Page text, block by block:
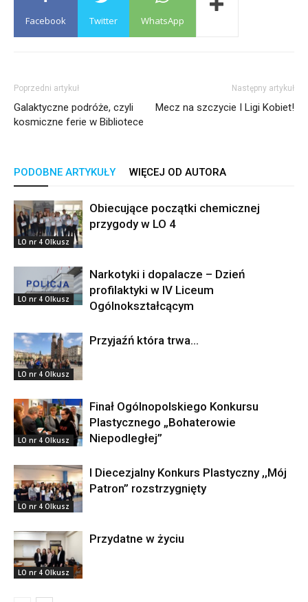
Facebook Twitter WhatsApp
Poprzedni artykuł
Galaktyczne podróże, czyli
kosmiczne ferie w Bibliotece
Następny artykuł
Mecz na szczycie I Ligi Kobiet!
PODOBNE ARTYKUŁY WIĘCEJ OD AUTORA
LO nr 4 Olkusz
Obiecujące początki chemicznej
przygody w LO 4
LO nr 4 Olkusz
Narkotyki i dopalacze – Dzień
profilaktyki w IV Liceum
Ogólnokształcącym
LO nr 4 Olkusz
Przyjaźń która trwa…
LO nr 4 Olkusz
Finał Ogólnopolskiego Konkursu
Plastycznego „Bohaterowie
Niepodległej”
LO nr 4 Olkusz
I Diecezjalny Konkurs Plastyczny ,,Mój
Patron” rozstrzygnięty
LO nr 4 Olkusz
Przydatne w życiu